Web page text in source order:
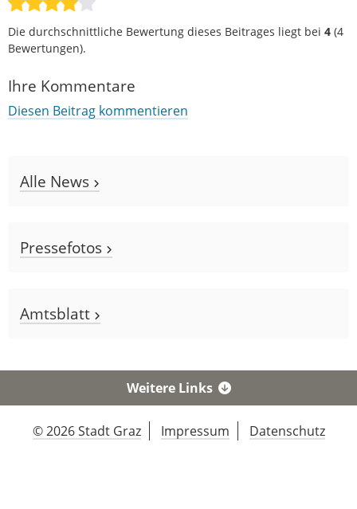
Die durchschnittliche Bewertung dieses Beitrages liegt bei 4 (4
Bewertungen).
Ihre Kommentare
Diesen Beitrag kommentieren
Alle News
Pressefotos
Amtsblatt
Weitere Links
© 2026 Stadt Graz Impressum Datenschutz